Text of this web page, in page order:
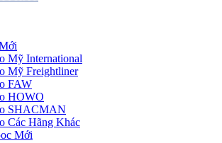
Mỹ International
Mỹ Freightliner
FAW
HOWO
SHACMAN
Các Hãng Khác
Mới